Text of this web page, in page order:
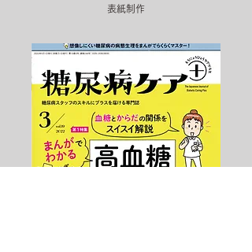
表紙制作